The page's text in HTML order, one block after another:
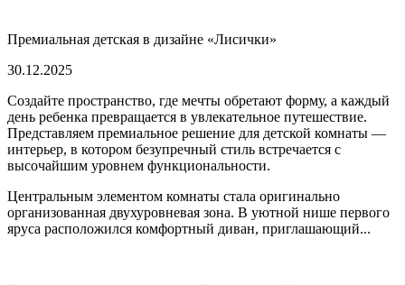
Премиальная детская в дизайне «Лисички»
30.12.2025
Создайте пространство, где мечты обретают форму, а каждый
день ребенка превращается в увлекательное путешествие.
Представляем премиальное решение для детской комнаты —
интерьер, в котором безупречный стиль встречается с
высочайшим уровнем функциональности.
Центральным элементом комнаты стала оригинально
организованная двухуровневая зона. В уютной нише первого
яруса расположился комфортный диван, приглашающий...